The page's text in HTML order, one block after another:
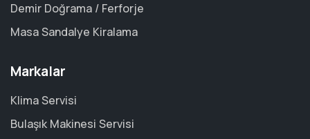
Demir Doğrama / Ferforje
Masa Sandalye Kiralama
Markalar
Klima Servisi
Bulaşık Makinesi Servisi